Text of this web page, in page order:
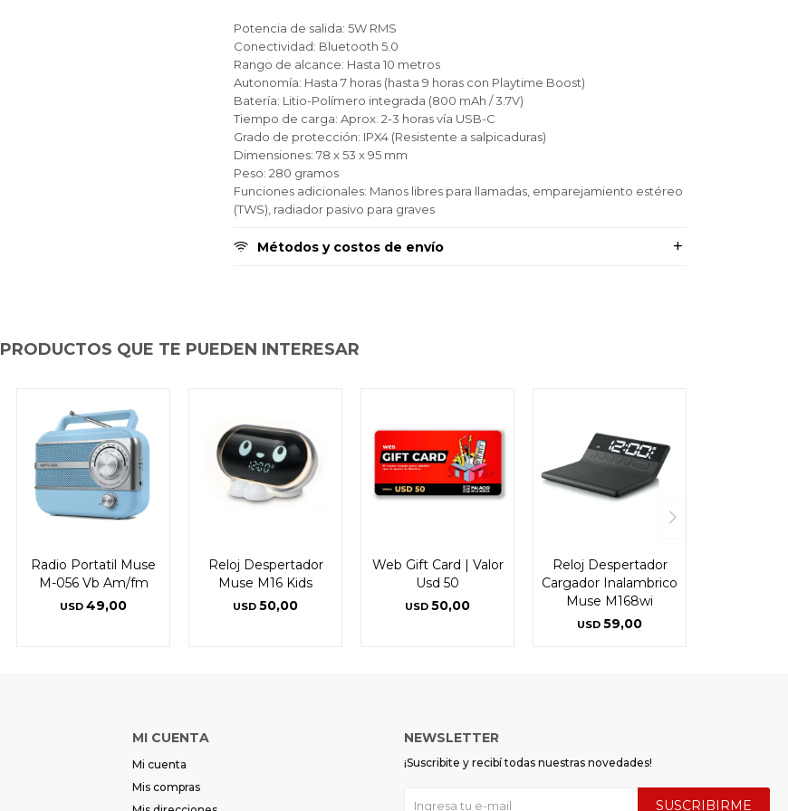
Potencia de salida: 5W RMS
Conectividad: Bluetooth 5.0
Rango de alcance: Hasta 10 metros
Autonomía: Hasta 7 horas (hasta 9 horas con Playtime Boost)
Batería: Litio-Polímero integrada (800 mAh / 3.7V)
Tiempo de carga: Aprox. 2-3 horas vía USB-C
Grado de protección: IPX4 (Resistente a salpicaduras)
Dimensiones: 78 x 53 x 95 mm
Peso: 280 gramos
Funciones adicionales: Manos libres para llamadas, emparejamiento estéreo
(TWS), radiador pasivo para graves
Métodos y costos de envío
PRODUCTOS QUE TE PUEDEN INTERESAR
Radio Portatil Muse
M-056 Vb Am/fm
USD 49,00
Reloj Despertador
Muse M16 Kids
USD 50,00
Web Gift Card | Valor
Usd 50
USD 50,00
Reloj Despertador
Cargador Inalambrico
Muse M168wi
USD 59,00
Elegís Pago Después como metodo de pago
* sujeto a aprobación crediticia. El monto disponible
puede variar por comercio
MI CUENTA
Mi cuenta
Mis compras
NEWSLETTER
¡Suscribite y recibí todas nuestras novedades!
SUSCRIBIRME
Elegís Pago Después como metodo de pago
* sujeto a aprobación crediticia. El monto disponible
puede variar por comercio
Elegís Pago Después como metodo de pago
* sujeto a aprobación crediticia. El monto disponible
puede variar por comercio